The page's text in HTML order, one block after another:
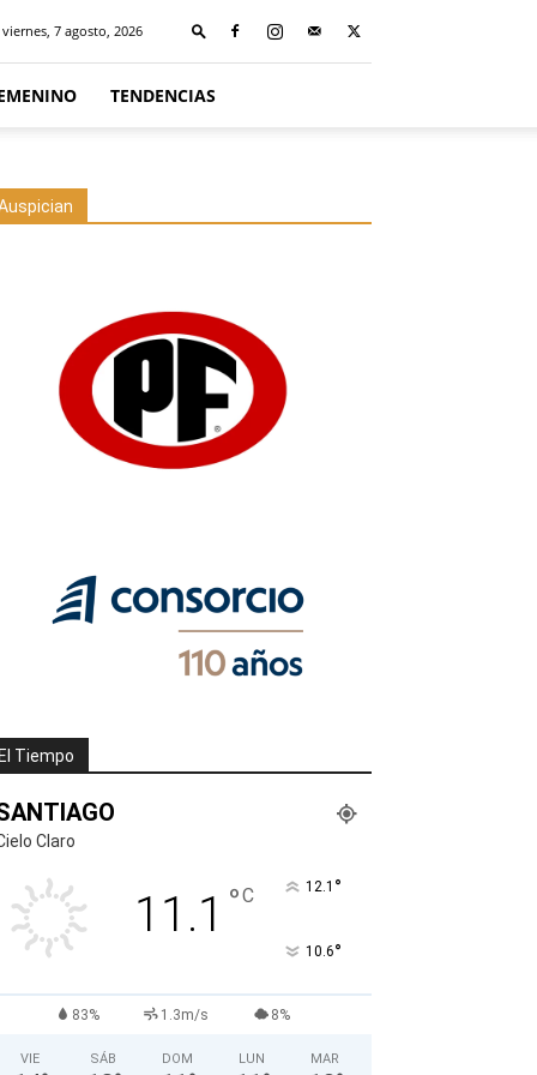
viernes, 7 agosto, 2026
TENDENCIAS
El Tiempo
Claro
11.1 °C 12.1 °
10.6°
83% 1.3m/s 8%
VIE SÁB DOM LUN MAR